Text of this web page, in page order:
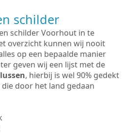
schilder
schilder Voorhout in te
overzicht kunnen wij nooit
op een bepaalde manier
geven wij een lijst met de
, hierbij is wel 90% gedekt
door het land gedaan